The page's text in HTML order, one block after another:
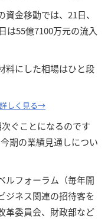
金移動では、21日、
は55億7100万元の流入
料にした相場はひと段
しく見る→
ぐことになるのです
期の業績見通しについ
ルフォーラム（毎年開
ジネス関連の招待客を
革委員会、財政部など